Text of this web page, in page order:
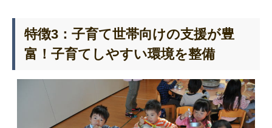
特徴3：子育て世帯向けの支援が豊
富！子育てしやすい環境を整備